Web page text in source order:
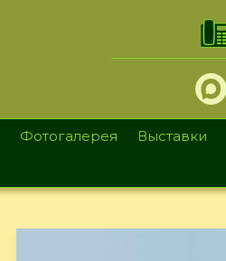
Фотогалерея Выставки